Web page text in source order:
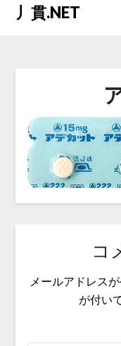
Skip丿貫.NET
コ
メールアドレス
が付い